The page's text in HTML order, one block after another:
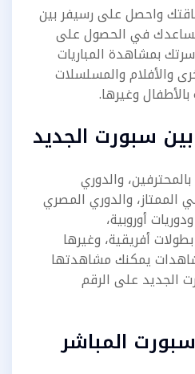
واحصل على رسيفر بين
في الحصول على
بمشاهدة المباريات
والأفلام والمسلسلات
بالأطفال وغيرها.
سبورت الجديد
والدوري
الممتاز، والدوري المصري
أوروبية،
أفريقية، وغيرها
يمكنك مشاهدتها
الجديد على الرقم
المباشر